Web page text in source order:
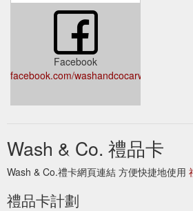
Facebook
facebook.com/washandcocarwash
Wash & Co. 禮品卡
Wash & Co.禮卡網頁連結 方便快捷地使用
禮品卡計劃